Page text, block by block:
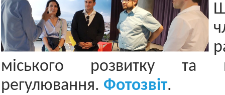
міського розвитку та
регулювання. Фотозвіт.